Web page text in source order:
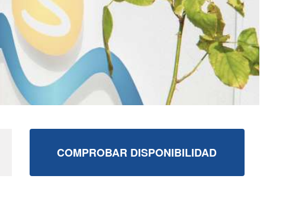
COMPROBAR DISPONIBILIDAD